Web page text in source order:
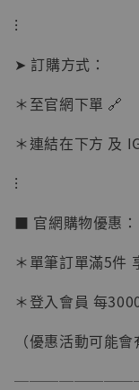
【現貨】
彈飛 鵝
子 [BK01]
NT$ 4,980
加入
⁝
➤ 訂購方式：
＊至官網下單 🔗
＊連結在下方 及
⁝
■ 官網購物優惠：
＊單筆訂單滿5件
＊登入會員 每
（優惠活動可能